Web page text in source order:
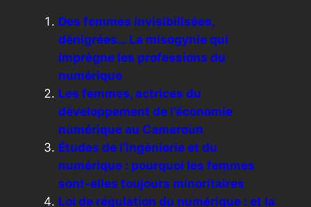
Des femmes invisibilisées,
dénigrées… La misogynie qui
imprègne les professions du
numérique
Les femmes, actrices du
développement de l’économie
numérique au Cameroun
Études de l’ingénierie et du
numérique : pourquoi les femmes
sont-elles toujours minoritaires
Loi de régulation du numérique : et la